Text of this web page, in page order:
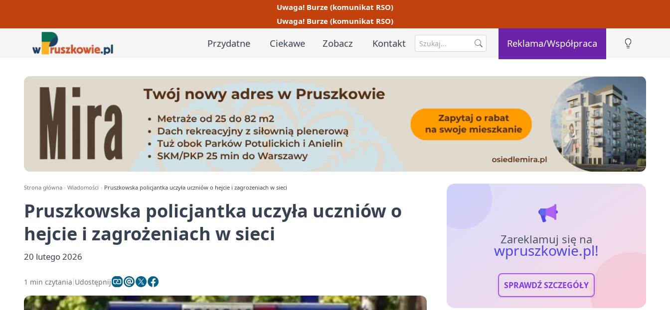
Uwaga! Burze (komunikat RSO)
Uwaga! Burze (komunikat RSO)
Przydatne Ciekawe Zobacz Kontakt Reklama/Współpraca
Strona główna Wiadomości Pruszkowska policjantka uczyła uczniów o hejcie i zagrożeniach w sieci
Pruszkowska policjantka uczyła uczniów o
hejcie i zagrożeniach w sieci
20 lutego 2026
1 min czytania Udostępnij
Zareklamuj się na
wpruszkowie.pl!
SPRAWDŹ SZCZEGÓŁY